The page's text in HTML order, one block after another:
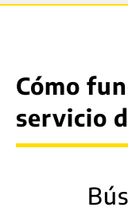
Cómo
servicio